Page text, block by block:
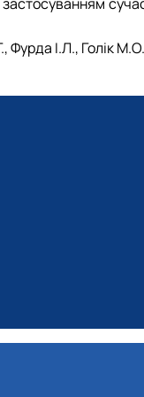
І.Л., Голік М.О.